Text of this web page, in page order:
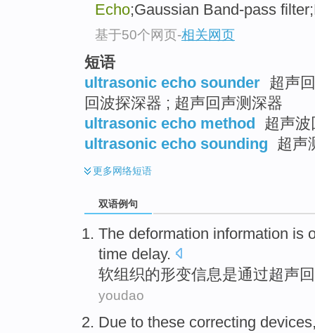
Echo;Gaussian Band-pass
基于50个网页-相关网页
短语
ultrasonic echo sounder 超声
回波探深器 ; 超声回声测深器
ultrasonic echo method 超声
ultrasonic echo sounding 超声
更多网络短语
双语例句
The deformation information is
time delay.
软组织的形变信息是通过超声
youdao
Due to these correcting devices